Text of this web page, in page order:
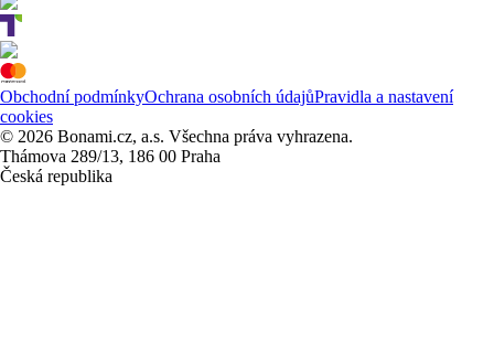
Obchodní podmínkyOchrana osobních údajůPravidla a nastavení
cookies
© 2026 Bonami.cz, a.s. Všechna práva vyhrazena.
Thámova 289/13, 186 00 Praha
Česká republika